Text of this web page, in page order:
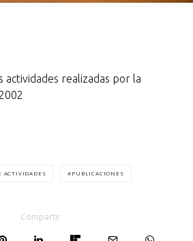
actividades realizadas por la
ACTIVIDADES PUBLICACIONES
Compartir